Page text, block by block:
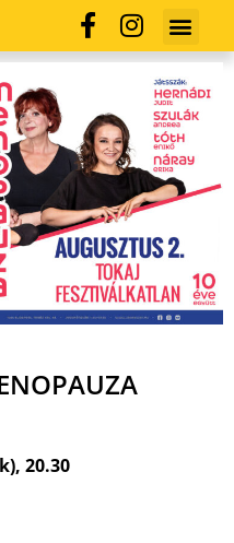
20.30